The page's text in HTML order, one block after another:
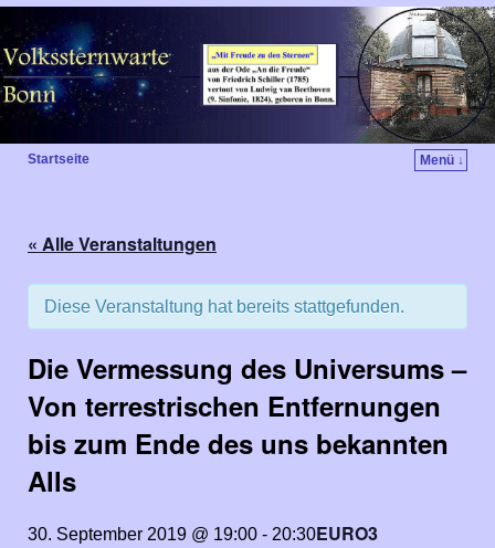
Startseite Menü ↓
« Alle Veranstaltungen
Diese Veranstaltung hat bereits stattgefunden.
Die Vermessung des Universums –
Von terrestrischen Entfernungen
bis zum Ende des uns bekannten
Alls
30. September 2019 @ 19:00 - 20:30EURO3